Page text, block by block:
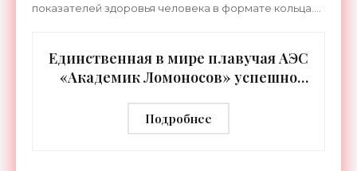
показателей здоровья человека в формате кольца.
Единственная в мире плавучая АЭС
«Академик Ломоносов» успешно
аттестацию - «Технологии»
Подробнее